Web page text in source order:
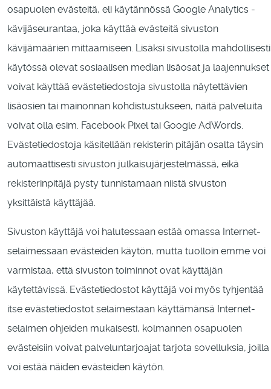
osapuolen evästeitä, eli käytännössä Google Analytics -
kävijäseurantaa, joka käyttää evästeitä sivuston
kävijämäärien mittaamiseen. Lisäksi sivustolla mahdollisesti
käytössä olevat sosiaalisen median lisäosat ja laajennukset
voivat käyttää evästetiedostoja sivustolla näytettävien
lisäosien tai mainonnan kohdistustukseen, näitä palveluita
voivat olla esim. Facebook Pixel tai Google AdWords.
Evästetiedostoja käsitellään rekisterin pitäjän osalta täysin
automaattisesti sivuston julkaisujärjestelmässä, eikä
rekisterinpitäjä pysty tunnistamaan niistä sivuston
yksittäistä käyttäjää.
Sivuston käyttäjä voi halutessaan estää omassa Internet-
selaimessaan evästeiden käytön, mutta tuolloin emme voi
varmistaa, että sivuston toiminnot ovat käyttäjän
käytettävissä. Evästetiedostot käyttäjä voi myös tyhjentää
itse evästetiedostot selaimestaan käyttämänsä Internet-
selaimen ohjeiden mukaisesti, kolmannen osapuolen
evästeisiin voivat palveluntarjoajat tarjota sovelluksia, joilla
voi estää näiden evästeiden käytön.